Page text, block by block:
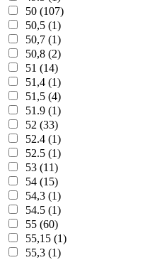
50 (107)
50,5 (1)
50,7 (1)
50,8 (2)
51 (14)
51,4 (1)
51,5 (4)
51.9 (1)
52 (33)
52.4 (1)
52.5 (1)
53 (11)
54 (15)
54,3 (1)
54.5 (1)
55 (60)
55,15 (1)
55,3 (1)